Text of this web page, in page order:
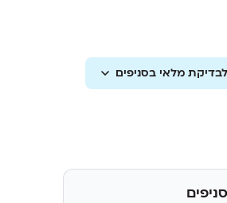
לבדיקת מלאי בסניפים